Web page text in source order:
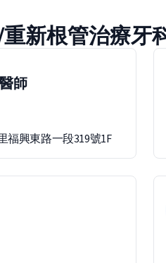
新根管治療牙
醫師
福興東路一段319號1F